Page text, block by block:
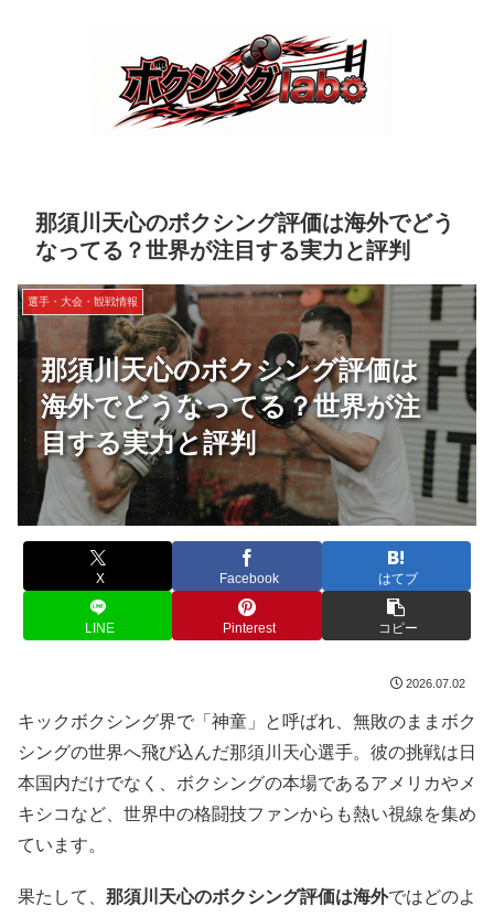
那須川天心のボクシング評価は海外でどう
なってる？世界が注目する実力と評判
那須川天心のボクシング評価は
海外でどうなってる？世界が注
目する実力と評判
選手・大会・観戦情報
X Facebook はてブ
LINE Pinterest コピー
2026.07.02
キックボクシング界で「神童」と呼ばれ、無敗のままボク
シングの世界へ飛び込んだ那須川天心選手。彼の挑戦は日
本国内だけでなく、ボクシングの本場であるアメリカやメ
キシコなど、世界中の格闘技ファンからも熱い視線を集め
ています。
果たして、 那須川天心のボクシング評価は海外ではどのよ